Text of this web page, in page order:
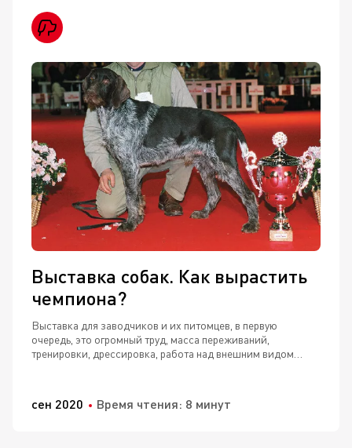
Выставка собак. Как вырастить
чемпиона?
Выставка для заводчиков и их питомцев, в первую
очередь, это огромный труд, масса переживаний,
тренировки, дрессировка, работа над внешним видом
сен 2020 Время чтения: 8 минут